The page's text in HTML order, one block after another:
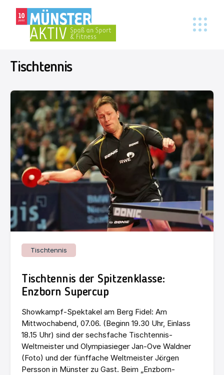
Tischtennis
Tischtennis
Tischtennis der Spitzenklasse:
Enzborn Supercup
Showkampf-Spektakel am Berg Fidel: Am
Mittwochabend, 07.06. (Beginn 19.30 Uhr, Einlass
18.15 Uhr) sind der sechsfache Tischtennis-
Weltmeister und Olympiasieger Jan-Ove Waldner
(Foto) und der fünffache Weltmeister Jörgen
Persson in Münster zu Gast. Beim „Enzborn-